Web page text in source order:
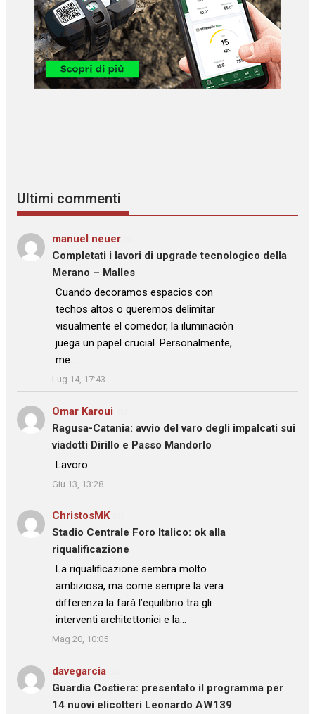
Ultimi commenti
manuel neuer
Completati i lavori di upgrade tecnologico della
Merano – Malles
: “
Cuando decoramos espacios con
techos altos o queremos delimitar
visualmente el comedor, la iluminación
juega un papel crucial. Personalmente,
me…
”
Lug 14, 17:43
Omar Karoui
Ragusa-Catania: avvio del varo degli impalcati sui
viadotti Dirillo e Passo Mandorlo
: “Lavoro
”
Giu 13, 13:28
ChristosMKsu
Stadio Centrale Foro Italico: ok alla
riqualificazione
: “La riqualificazione sembra molto
ambiziosa, ma come sempre la vera
differenza la farà l’equilibrio tra gli
interventi architettonici e la…
”
Mag 20, 10:05
davegarcia
Guardia Costiera: presentato il programma per
14 nuovi elicotteri Leonardo AW139